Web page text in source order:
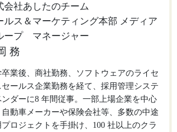
会社あしたのチーム
ルス＆マーケティング本部 メディア
ープ マネージャー
務
卒業後、商社勤務、ソフトウェアのライセ
セールス企業勤務を経て、採用管理システ
ンダーに8 年間従事。一部上場企業を中心
自動車メーカーや保険会社等、多数の中途
ロジェクトを手掛け、100 社以上のクラ